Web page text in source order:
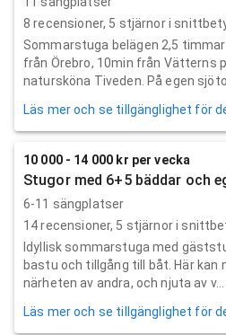
8 recensioner, 5 stjärnor i
Sommarstuga belägen 2,5
från Örebro, 10min från Vätterns
natursköna Tiveden. På egen
Läs mer och se tillgänglighet för
10 000 - 14 000 kr per vecka
Stugor med 6+5 bäddar och
6-11 sängplatser
14recensioner, 5 stjärnor i
Idyllisk sommarstuga med
bastu och tillgång till båt. Här kan
närheten av andra, och njuta av v...
Läs mer och se tillgänglighet för